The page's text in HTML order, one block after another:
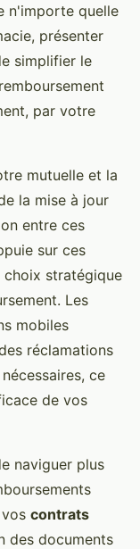
n'importe quelle
présenter
simplifier le
par votre
mutuelle et la
la mise à jour
entre ces
sur ces
choix stratégique
Les
mobiles
réclamations
ce
de vos
naviguer plus
contrats
des documents